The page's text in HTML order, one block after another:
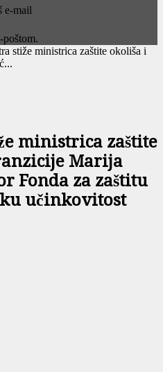
e-mail
poštom.
stiže ministrica zaštite okoliša i
ministrica zaštite
Marija
Fonda za zaštitu
učinkovitost